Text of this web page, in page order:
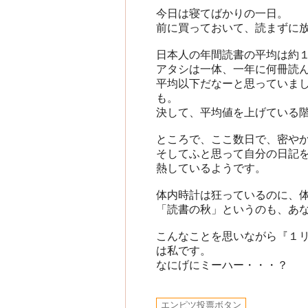
今日は寝てばかりの一日。
前に買っておいて、読まずに
日本人の年間読書の平均は約
アタシは一体、一年に何冊読
平均以下だなーと思っていま
も。
決して、平均値を上げている
ところで、ここ数日で、密や
そしてふと思って自分の日記
熱しているようです。
体内時計は狂っているのに、
「読書の秋」というのも、あ
こんなことを思いながら『１
は私です。
なにげにミーハー・・・？